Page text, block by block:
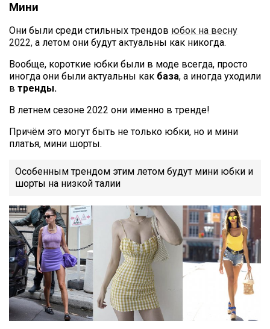
Мини
Они были среди стильных трендов юбок на весну
2022, а летом они будут актуальны как никогда.
Вообще, короткие юбки были в моде всегда, просто
иногда они были актуальны как база, а иногда уходили
в тренды.
В летнем сезоне 2022 они именно в тренде!
Причём это могут быть не только юбки, но и мини
платья, мини шорты.
Особенным трендом этим летом будут мини юбки и
шорты на низкой талии